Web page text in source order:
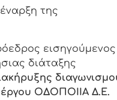
της
εισηγούμενος
διάταξης
έργου ΟΔΟΠΟΙΙΑ Δ.Ε.